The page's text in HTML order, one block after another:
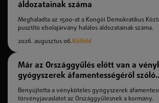
áldozatainak száma
Meghaladta az 1500-at a Kongói Demokratikus
pusztító ebolajárvány halálos áldozatainak száma.
2026. augusztus 06. Külföld
Már az Országgyűlés előtt van a
gyógyszerek áfamentességéről szóló
törvényjavaslat
Benyújtotta a vényköteles gyógyszerek
törvényjavaslatot az Országgyűlésnek a kormány.